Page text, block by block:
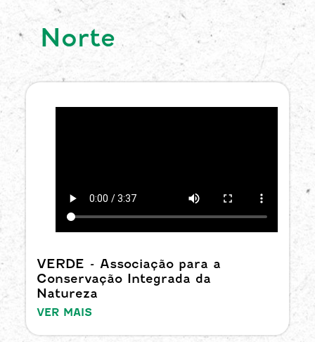
Norte
VERDE - Associação para a
Conservação Integrada da
Natureza
VER MAIS